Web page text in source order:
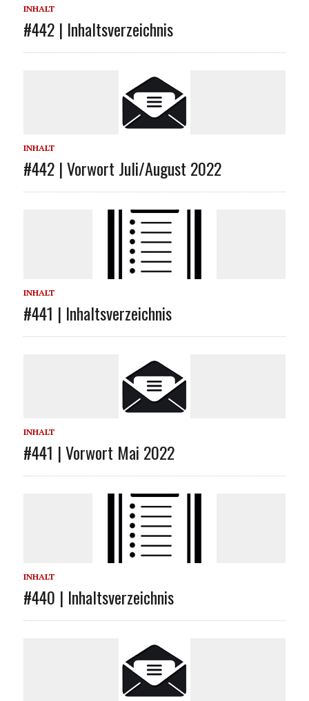
INHALT
#442 | Inhaltsverzeichnis
INHALT
#442 | Vorwort Juli/August 2022
INHALT
#441 | Inhaltsverzeichnis
INHALT
#441 | Vorwort Mai 2022
INHALT
#440 | Inhaltsverzeichnis